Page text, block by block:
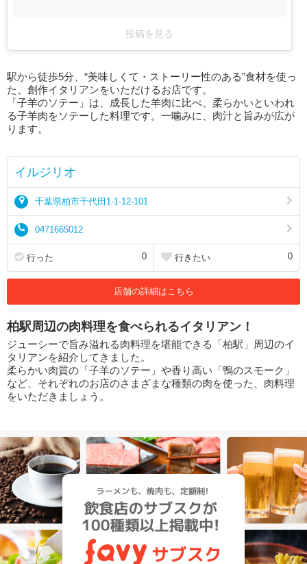
投稿を見る
駅から徒歩5分、“美味しくて・ストーリー性のある”食材を使っ
た、創作イタリアンをいただけるお店です。
「子羊のソテー」は、成長した羊肉に比べ、柔らかいといわれ
る子羊肉をソテーした料理です。一噛みに、肉汁と旨みが広が
ります。
イルジリオ
千葉県柏市千代田1-1-12-101
0471665012
行った 0 行きたい 0
店舗の詳細はこちら
柏駅周辺の肉料理を食べられるイタリアン！
ジューシーで旨み溢れる肉料理を堪能できる「柏駅」周辺のイ
タリアンを紹介してきました。
柔らかい肉質の「子羊のソテー」や香り高い「鴨のスモーク」
など、それぞれのお店のさまざまな種類の肉を使った、肉料理
をいただきましょう。